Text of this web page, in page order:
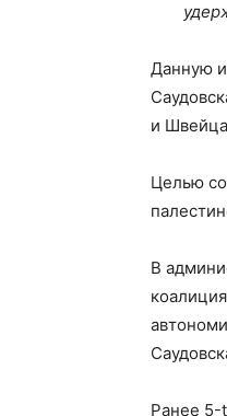
Данную
и
Целью
В
Ранее 5-